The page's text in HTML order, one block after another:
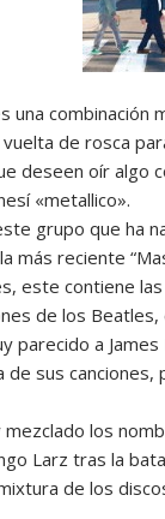
una combinación
de rosca
deseen oír algo
«metallico».
grupo que ha
más reciente
este contiene
de los
parecido a
sus
los
Larz tras la
de los